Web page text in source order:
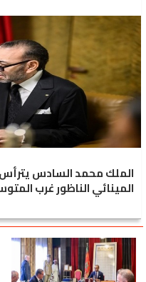
الملك محمد السادس
المينائي الناظور غرب